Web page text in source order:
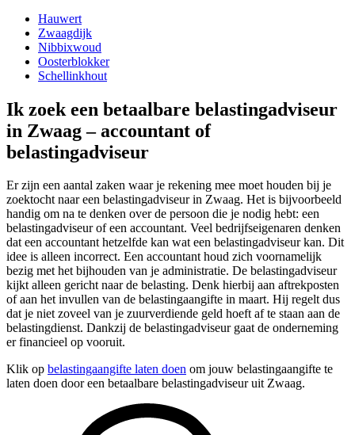
Hauwert
Zwaagdijk
Nibbixwoud
Oosterblokker
Schellinkhout
Ik zoek een betaalbare belastingadviseur
in Zwaag – accountant of
belastingadviseur
Er zijn een aantal zaken waar je rekening mee moet houden bij je
zoektocht naar een belastingadviseur in Zwaag. Het is bijvoorbeeld
handig om na te denken over de persoon die je nodig hebt: een
belastingadviseur of een accountant. Veel bedrijfseigenaren denken
dat een accountant hetzelfde kan wat een belastingadviseur kan. Dit
idee is alleen incorrect. Een accountant houd zich voornamelijk
bezig met het bijhouden van je administratie. De belastingadviseur
kijkt alleen gericht naar de belasting. Denk hierbij aan aftrekposten
of aan het invullen van de belastingaangifte in maart. Hij regelt dus
dat je niet zoveel van je zuurverdiende geld hoeft af te staan aan de
belastingdienst. Dankzij de belastingadviseur gaat de onderneming
er financieel op vooruit.
Klik op belastingaangifte laten doen om jouw belastingaangifte te
laten doen door een betaalbare belastingadviseur uit Zwaag.